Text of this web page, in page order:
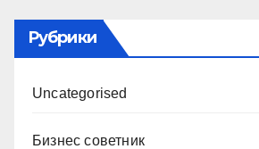
Рубрики
Uncategorised
Бизнес советник